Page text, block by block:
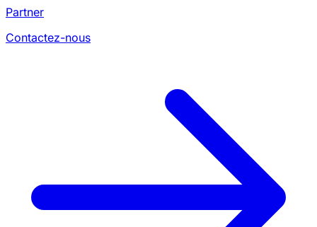
Partner
Contactez-nous